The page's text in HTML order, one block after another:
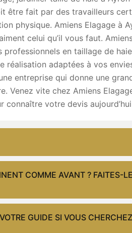
être fait par des travailleurs
physique. Amiens Elagage à
celui qu’il vous faut.
professionnels en taillage de
réalisation adaptées à vos
entreprise qui donne une
Venez vite chez Amiens
connaître votre devis
COMME AVANT ? FAITES-
GUIDE SI VOUS